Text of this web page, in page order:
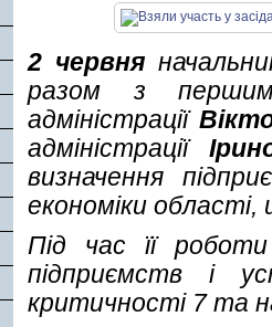
2 червня
разом з першим
адміністрації
адміністрації
визначення
економіки
Під час її
підприємств і
критичності 7 та